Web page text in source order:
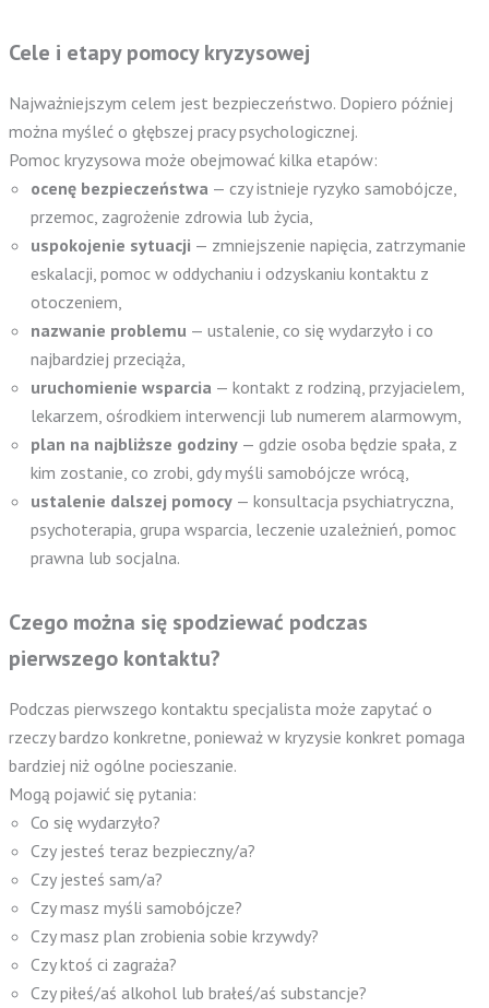
Cele i etapy pomocy kryzysowej
Najważniejszym celem jest bezpieczeństwo. Dopiero później
można myśleć o głębszej pracy psychologicznej.
Pomoc kryzysowa może obejmować kilka etapów:
ocenę bezpieczeństwa — czy istnieje ryzyko samobójcze,
przemoc, zagrożenie zdrowia lub życia,
uspokojenie sytuacji — zmniejszenie napięcia, zatrzymanie
eskalacji, pomoc w oddychaniu i odzyskaniu kontaktu z
otoczeniem,
nazwanie problemu — ustalenie, co się wydarzyło i co
najbardziej przeciąża,
uruchomienie wsparcia — kontakt z rodziną, przyjacielem,
lekarzem, ośrodkiem interwencji lub numerem alarmowym,
plan na najbliższe godziny— gdzie osoba będzie spała, z
kim zostanie, co zrobi, gdy myśli samobójcze wrócą,
ustalenie dalszej pomocy— konsultacja psychiatryczna,
psychoterapia, grupa wsparcia, leczenie uzależnień, pomoc
prawna lub socjalna.
Czego można się spodziewać podczas
pierwszego kontaktu?
Podczas pierwszego kontaktu specjalista może zapytać o
rzeczy bardzo konkretne, ponieważ w kryzysie konkret pomaga
bardziej niż ogólne pocieszanie.
Mogą pojawić się pytania:
Co się wydarzyło?
Czy jesteś teraz bezpieczny/a?
Czy jesteś sam/a?
Czy masz myśli samobójcze?
Czy masz plan zrobienia sobie krzywdy?
Czy ktoś ci zagraża?
Czy piłeś/aś alkohol lub brałeś/aś substancje?